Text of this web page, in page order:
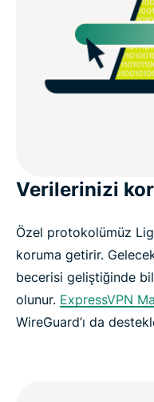
Verilerinizi
Özel protokolümüz
koruma getirir.
becerisi geliştiğinde
olunur. ExpressVPN
WireGuard’ı da